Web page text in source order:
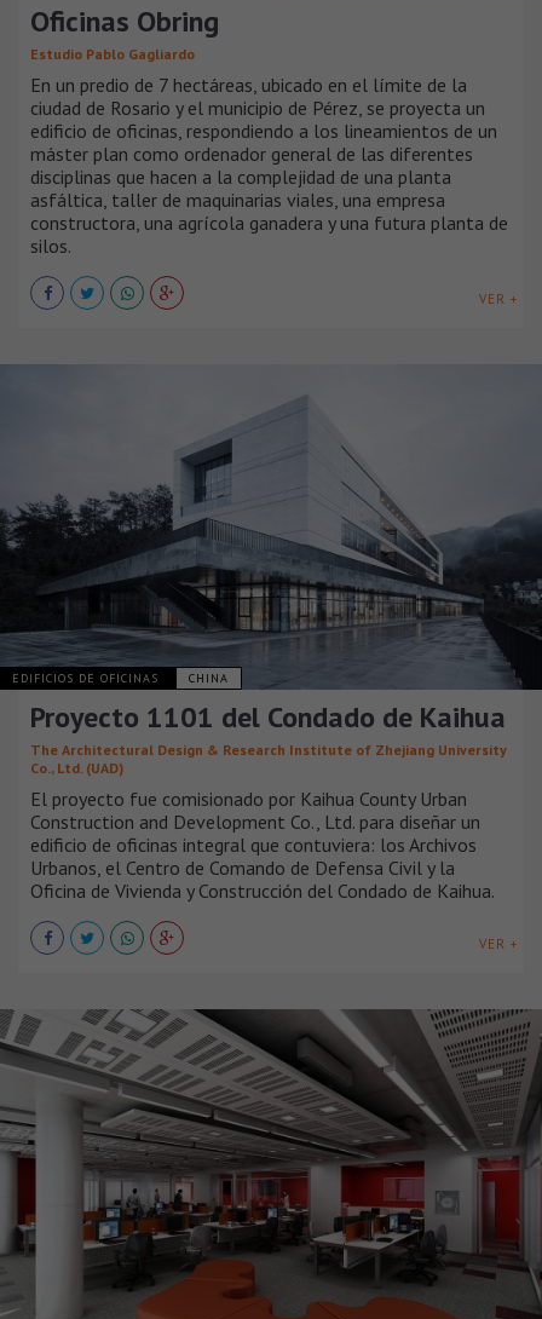
Oficinas Obring
Estudio Pablo Gagliardo
En un predio de 7 hectáreas, ubicado en el límite de la
ciudad de Rosario y el municipio de Pérez, se proyecta un
edificio de oficinas, respondiendo a los lineamientos de un
máster plan como ordenador general de las diferentes
disciplinas que hacen a la complejidad de una planta
asfáltica, taller de maquinarias viales, una empresa
constructora, una agrícola ganadera y una futura planta de
silos.
VER +
EDIFICIOS DE OFICINAS CHINA
Proyecto 1101 del Condado de Kaihua
The Architectural Design & Research Institute of Zhejiang University
Co., Ltd. (UAD)
El proyecto fue comisionado por Kaihua County Urban
Construction and Development Co., Ltd. para diseñar un
edificio de oficinas integral que contuviera: los Archivos
Urbanos, el Centro de Comando de Defensa Civil y la
Oficina de Vivienda y Construcción del Condado de Kaihua.
VER +